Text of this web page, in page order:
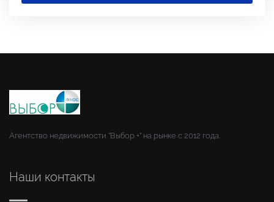
Агентство недвижимости "Выбор +" на рынке с 2012 года.
Наши контакты